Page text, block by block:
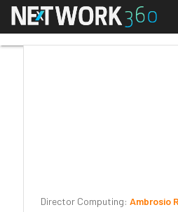
Menú
Director Computing: Ambrosio